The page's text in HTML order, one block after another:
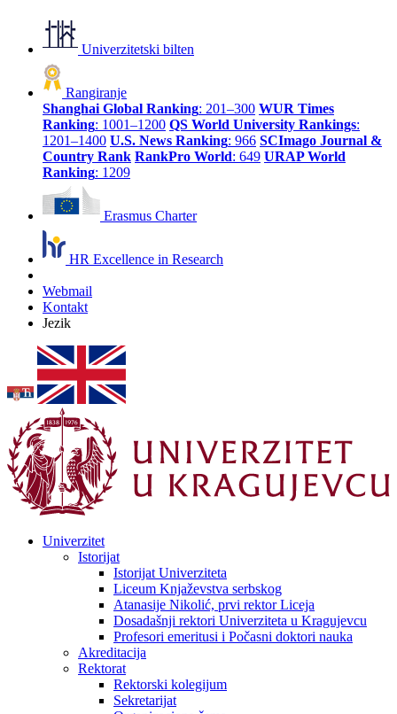
Univerzitetski bilten
Rangiranje
Shanghai Global Ranking: 201–300 WUR Times
Ranking: 1001–1200 QS World University Rankings:
1201–1400 U.S. News Ranking: 966 SCImago Journal &
Country Rank RankPro World: 649 URAP World
Ranking: 1209
Erasmus Charter
HR Excellence in Research
Webmail
Kontakt
Jezik
Univerzitet
Istorijat
Istorijat Univerziteta
Liceum Knjaževstva serbskog
Atanasije Nikolić, prvi rektor Liceja
Dosadašnji rektori Univerziteta u Kragujevcu
Profesori emeritusi i Počasni doktori nauka
Akreditacija
Rektorat
Rektorski kolegijum
Sekretarijat